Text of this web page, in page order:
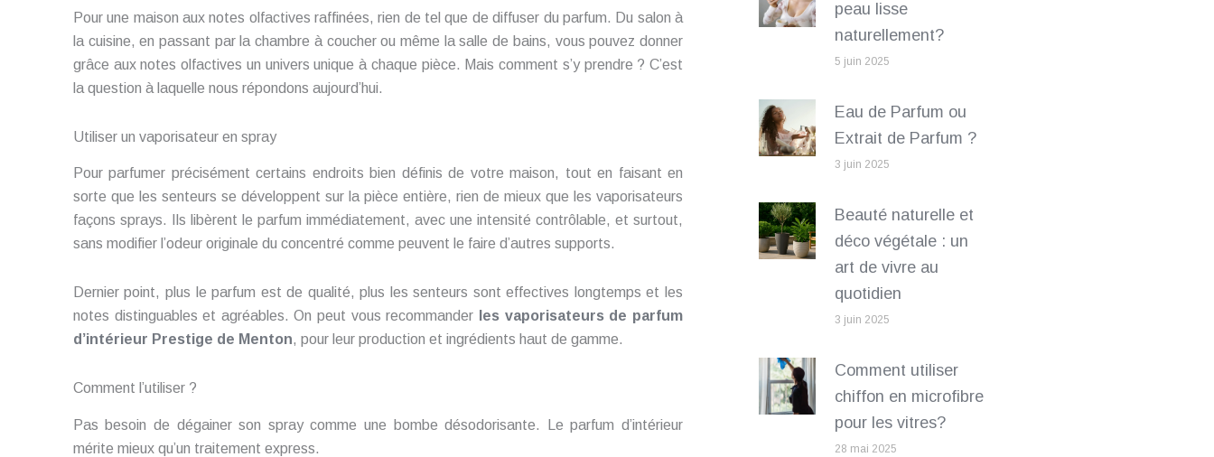
Pour une maison aux notes olfactives raffinées, rien de tel que de diffuser du parfum. Du salon à
la cuisine, en passant par la chambre à coucher ou même la salle de bains, vous pouvez donner
grâce aux notes olfactives un univers unique à chaque pièce. Mais comment s’y prendre ? C’est
la question à laquelle nous répondons aujourd’hui.
Utiliser un vaporisateur en spray
Pour parfumer précisément certains endroits bien définis de votre maison, tout en faisant en
sorte que les senteurs se développent sur la pièce entière, rien de mieux que les vaporisateurs
façons sprays. Ils libèrent le parfum immédiatement, avec une intensité contrôlable, et surtout,
sans modifier l’odeur originale du concentré comme peuvent le faire d’autres supports.
Dernier point, plus le parfum est de qualité, plus les senteurs sont effectives longtemps et les
notes distinguables et agréables. On peut vous recommander
les vaporisateurs de parfum
d’intérieur Prestige de Menton, pour leur production et ingrédients haut de gamme.
Comment l’utiliser ?
Pas besoin de dégainer son spray comme une bombe désodorisante. Le parfum d’intérieur
mérite mieux qu’un traitement express.
peau lisse
naturellement?
5 juin 2025
Eau de Parfum ou
Extrait de Parfum ?
3 juin 2025
Beauté naturelle et
déco végétale : un
art de vivre au
quotidien
3 juin 2025
Comment utiliser
chiffon en microfibre
pour les vitres?
28 mai 2025